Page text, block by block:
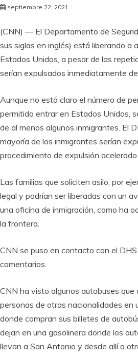
septiembre 22, 2021
(CNN) — El Departamento de
sus siglas en inglés) está liberando a
Estados Unidos, a pesar de las
serían expulsados inmediatamente
Aunque no está claro el número de
permitido entrar en Estados Unidos,
de al menos algunos inmigrantes. El
mayoría de los inmigrantes serían
procedimiento de expulsión acelerado.
Las familias que soliciten asilo, por
legal y podrían ser liberadas con un
una oficina de inmigración, como ha
la frontera.
CNN se puso en contacto con el
comentarios.
CNN ha visto algunos autobuses que
personas de otras nacionalidades en
donde compran sus billetes de
dejan en una gasolinera donde los
llevan a San Antonio y desde allí a